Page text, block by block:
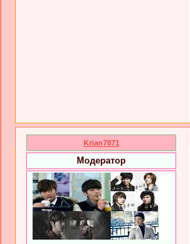
Krian7871
Модератор